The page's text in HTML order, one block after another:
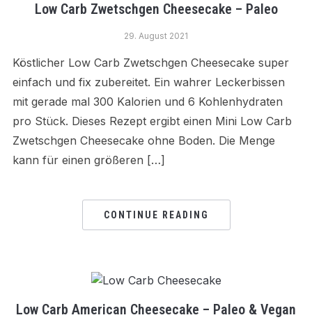
Low Carb Zwetschgen Cheesecake – Paleo
29. August 2021
Köstlicher Low Carb Zwetschgen Cheesecake super
einfach und fix zubereitet. Ein wahrer Leckerbissen
mit gerade mal 300 Kalorien und 6 Kohlenhydraten
pro Stück. Dieses Rezept ergibt einen Mini Low Carb
Zwetschgen Cheesecake ohne Boden. Die Menge
kann für einen größeren […]
CONTINUE READING
Low Carb American Cheesecake – Paleo & Vegan